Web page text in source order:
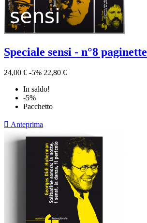
Speciale sensi - n°8 paginette
24,00 € -5% 22,80 €
In saldo!
-5%
Pacchetto
 Anteprima